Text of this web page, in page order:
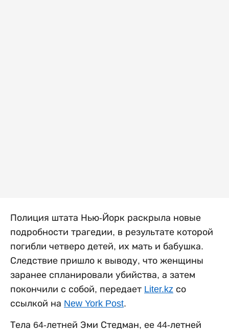
Полиция штата Нью-Йорк раскрыла новые
подробности трагедии, в результате которой
погибли четверо детей, их мать и бабушка.
Следствие пришло к выводу, что женщины
заранее спланировали убийства, а затем
покончили с собой, передает Liter.kz со
ссылкой на New York Post.
Тела 64-летней Эми Стедман, ее 44-летней